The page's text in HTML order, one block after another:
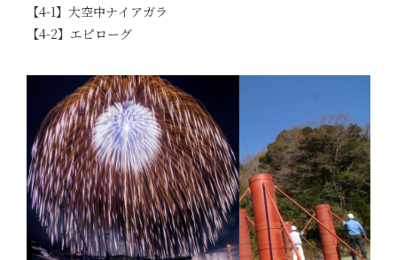
【4-1】大空中ナイアガラ
【4-2】エピローグ